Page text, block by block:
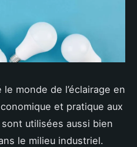
monde de l’éclairage en
et pratique aux
utilisées aussi bien
le milieu industriel.